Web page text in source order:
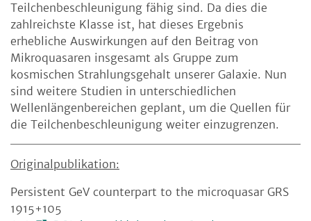
Teilchenbeschleunigung fähig sind. Da dies die
zahlreichste Klasse ist, hat dieses Ergebnis
erhebliche Auswirkungen auf den Beitrag von
Mikroquasaren insgesamt als Gruppe zum
kosmischen Strahlungsgehalt unserer Galaxie. Nun
sind weitere Studien in unterschiedlichen
Wellenlängenbereichen geplant, um die Quellen für
die Teilchenbeschleunigung weiter einzugrenzen.
Originalpublikation:
Persistent GeV counterpart to the microquasar GRS
1915+105